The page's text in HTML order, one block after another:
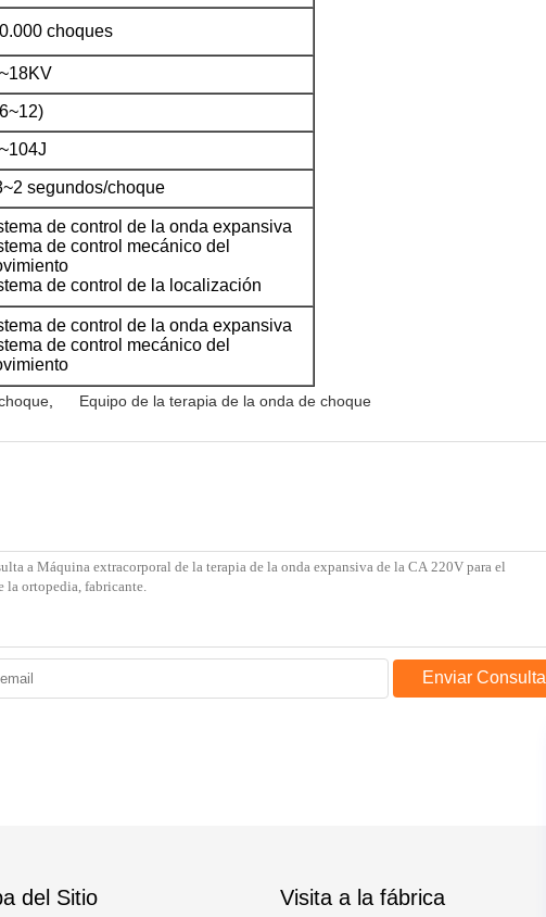
choques
segundos/choque
de control de la onda expansiva
de control mecánico del
de control de la localización
de control de la onda expansiva
de control mecánico del
Equipo de la terapia de la onda de choque
Enviar Consulta
del Sitio Visita a la fábrica